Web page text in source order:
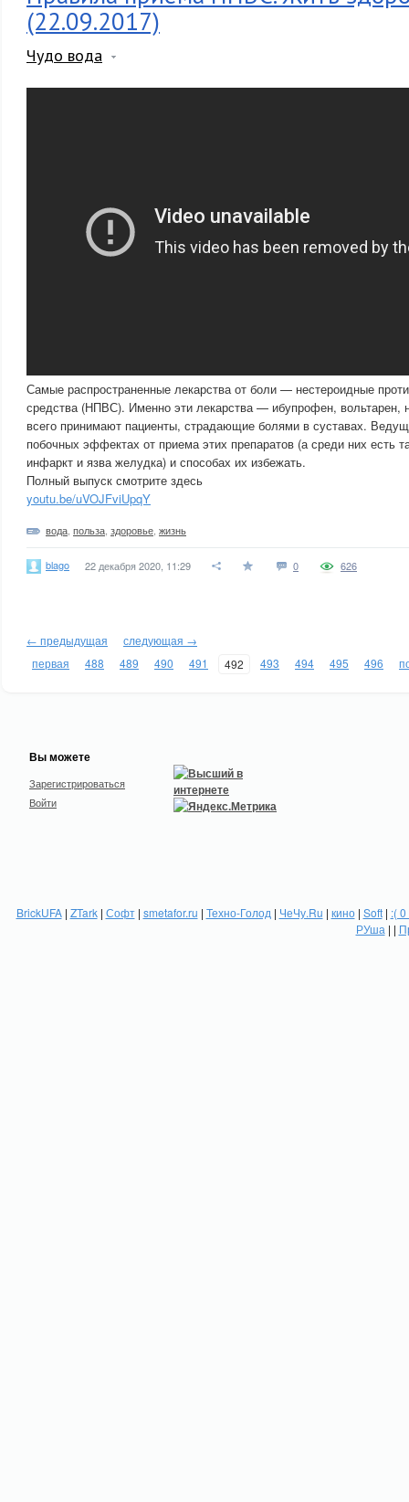
(22.09.2017)
Чудо вода
Самые распространенные лекарства от боли — нестероидные
средства (НПВС). Именно эти лекарства — ибупрофен, вольтарен,
всего принимают пациенты, страдающие болями в суставах.
побочных эффектах от приема этих препаратов (а среди них есть
инфаркт и язва желудка) и способах их избежать.
Полный выпуск смотрите здесь
youtu.be/uVOJFviUpqY
вода польза здоровье жизнь
blago 22 декабря 2020, 11:29 0 626
← предыдущая
следующая →
первая
488 489 490 491 492 493 494 495 496
Вы можете
Зарегистрироваться
Войти
BrickUFA| ZTark| Софт| smetafor.ru | Техно-Голод | ЧеЧу.Ru | кино| Soft| :(
РУша | |